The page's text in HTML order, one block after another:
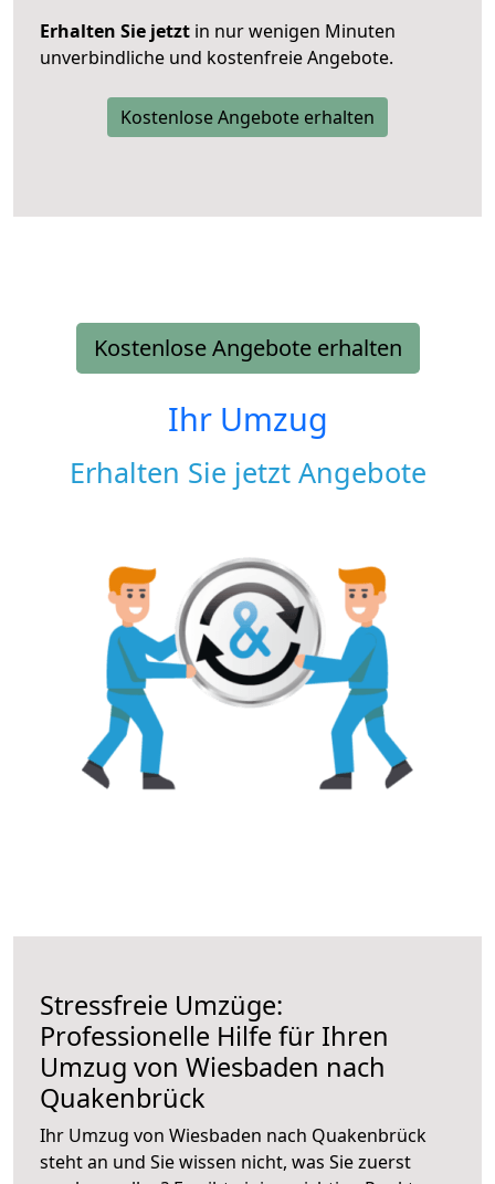
Erhalten Sie jetzt in nur wenigen Minuten
unverbindliche und kostenfreie Angebote.
Kostenlose Angebote erhalten
Kostenlose Angebote erhalten
Ihr Umzug
Erhalten Sie jetzt Angebote
Stressfreie Umzüge:
Professionelle Hilfe für Ihren
Umzug von Wiesbaden nach
Quakenbrück
Ihr Umzug von Wiesbaden nach Quakenbrück
steht an und Sie wissen nicht, was Sie zuerst